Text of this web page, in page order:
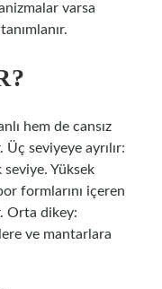
varsa
hem de cansız
seviyeye ayrılır:
Yüksek
formlarını içeren
Orta dikey:
ve mantarlara